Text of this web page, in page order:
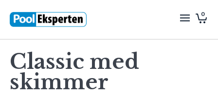
0
Classic med
skimmer